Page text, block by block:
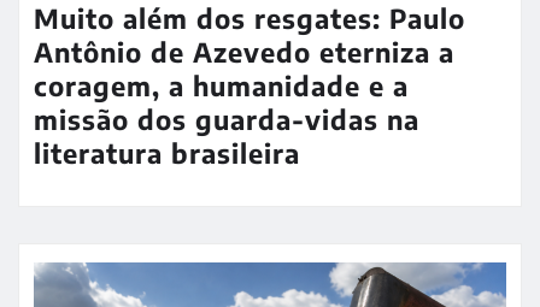
Muito além dos resgates: Paulo
Antônio de Azevedo eterniza a
coragem, a humanidade e a
missão dos guarda-vidas na
literatura brasileira